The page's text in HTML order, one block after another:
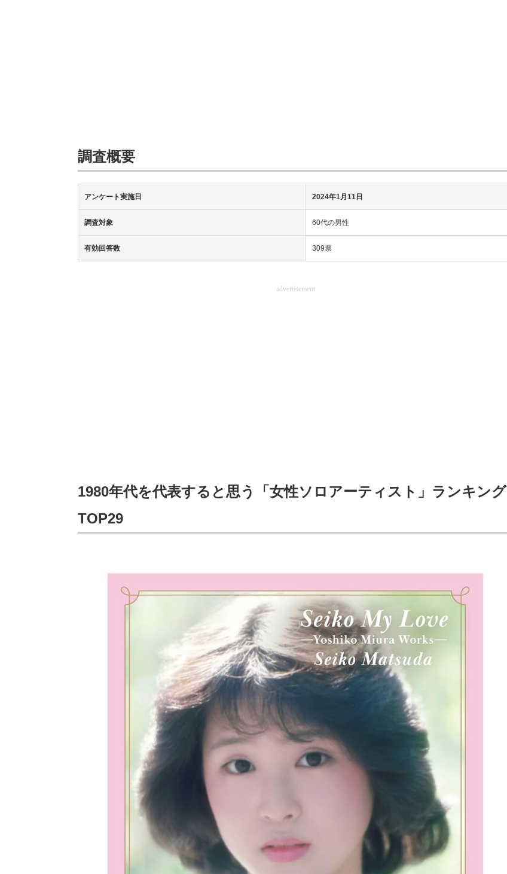
調査概要
アンケート実施日 2024年1月11日
調査対象 60代の男性
有効回答数 309票
advertisement
1980年代を代表すると思う「女性ソロアーティスト」ランキング
TOP29